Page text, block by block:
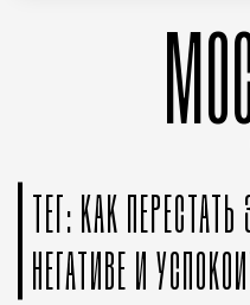
ТЕГ: КАК
НЕГАТИВЕ И